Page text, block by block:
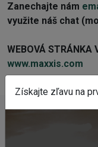
Zanechajte nám
využite náš chat
WEBOVÁ STRÁNKA
www.maxxis.com
Získajte zľavu na